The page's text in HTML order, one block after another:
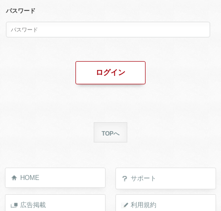
パスワード
TOPへ
HOME サポート
広告掲載 利用規約